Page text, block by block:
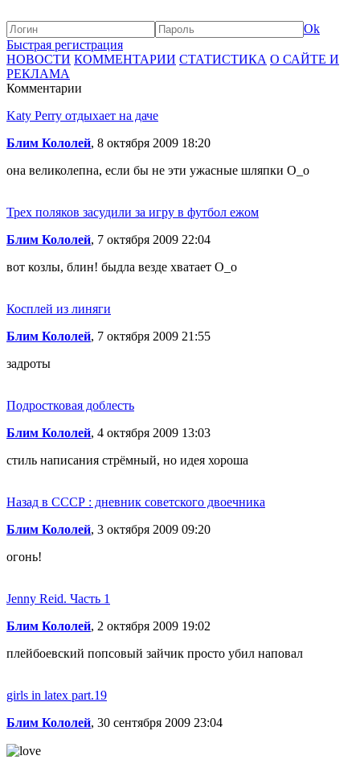
Ok
Быстрая регистрация
НОВОСТИ КОММЕНТАРИИ СТАТИСТИКА О САЙТЕ И
РЕКЛАМА
Комментарии
Katy Perry отдыхает на даче
Блим Кололей, 8 октября 2009 18:20
она великолепна, если бы не эти ужасные шляпки О_о
Трех поляков засудили за игру в футбол ежом
Блим Кололей, 7 октября 2009 22:04
вот козлы, блин! быдла везде хватает О_о
Косплей из линяги
Блим Кололей, 7 октября 2009 21:55
задроты
Подростковая доблесть
Блим Кололей, 4 октября 2009 13:03
стиль написания стрёмный, но идея хороша
Назад в СССР : дневник советского двоечника
Блим Кололей, 3 октября 2009 09:20
огонь!
Jenny Reid. Часть 1
Блим Кололей, 2 октября 2009 19:02
плейбоевский попсовый зайчик просто убил наповал
girls in latex part.19
Блим Кололей, 30 сентября 2009 23:04